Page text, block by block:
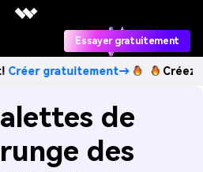
Essayer gratuitement
Créez des
de
des